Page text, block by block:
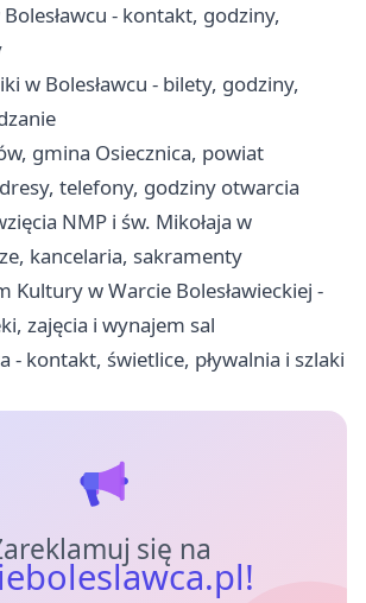
- kontakt, godziny,
w Bolesławcu - bilety, godziny,
gmina Osiecznica, powiat
telefony, godziny otwarcia
NMP i św. Mikołaja w
kancelaria, sakramenty
Kultury w Warcie Bolesławieckiej -
zajęcia i wynajem sal
- kontakt, świetlice, pływalnia i szlaki
się na